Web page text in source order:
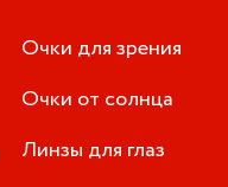
Очки для зрения
Очки от солнца
Линзы для глаз